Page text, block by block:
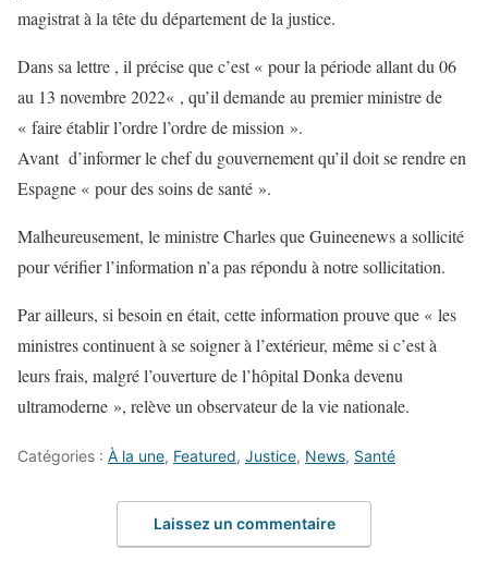
magistrat à la tête du département de la justice.
Dans sa lettre , il précise que c’est « pour la période allantdu 06
au 13 novembre 2022« , qu’il demande au premier ministre de
« faire établir l’ordre l’ordre de mission ».
Avant d’informer le chef du gouvernement qu’il doit se rendre en
Espagne « pour des soins de santé ».
Malheureusement, le ministre Charles que Guineenews a sollicité
pour vérifier l’information n’a pas répondu à notre sollicitation.
Par ailleurs, si besoin en était, cette information prouve que « les
ministres continuent à se soigner à l’extérieur, même si c’est à
leurs frais, malgré l’ouverture de l’hôpital Donka devenu
ultramoderne », relève un observateur de la vie nationale.
Catégories : À la une, Featured, Justice, News, Santé
Laissez un commentaire